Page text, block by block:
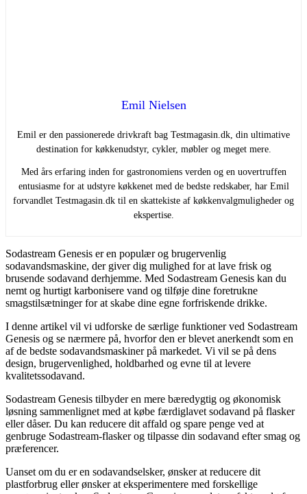
Emil Nielsen
Emil er den passionerede drivkraft bag Testmagasin.dk, din ultimative
destination for køkkenudstyr, cykler, møbler og meget mere.
Med års erfaring inden for gastronomiens verden og en uovertruffen
entusiasme for at udstyre køkkenet med de bedste redskaber, har Emil
forvandlet Testmagasin.dk til en skattekiste af køkkenvalgmuligheder og
ekspertise.
Sodastream Genesis er en populær og brugervenlig
sodavandsmaskine, der giver dig mulighed for at lave frisk og
brusende sodavand derhjemme. Med Sodastream Genesis kan du
nemt og hurtigt karbonisere vand og tilføje dine foretrukne
smagstilsætninger for at skabe dine egne forfriskende drikke.
I denne artikel vil vi udforske de særlige funktioner ved Sodastream
Genesis og se nærmere på, hvorfor den er blevet anerkendt som en
af de bedste sodavandsmaskiner på markedet. Vi vil se på dens
design, brugervenlighed, holdbarhed og evne til at levere
kvalitetssodavand.
Sodastream Genesis tilbyder en mere bæredygtig og økonomisk
løsning sammenlignet med at købe færdiglavet sodavand på flasker
eller dåser. Du kan reducere dit affald og spare penge ved at
genbruge Sodastream-flasker og tilpasse din sodavand efter smag og
præferencer.
Uanset om du er en sodavandselsker, ønsker at reducere dit
plastforbrug eller ønsker at eksperimentere med forskellige